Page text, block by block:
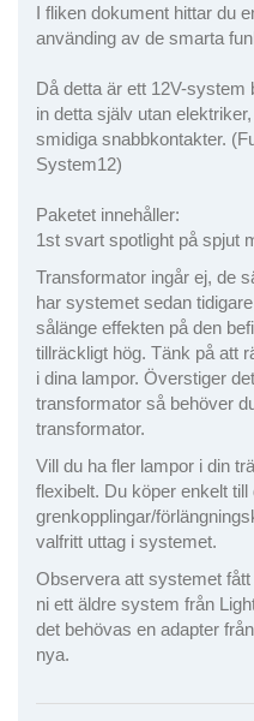
I fliken dokument hittar du
använding av de smarta
Då detta är ett 12V-system
in detta själv utan
smidiga snabbkontakter.
System12)
Paketet innehåller:
1st svart spotlight på spjut
Transformator ingår ej, de
har systemet sedan
sålänge effekten på den
tillräckligt hög. Tänk på att
i dina lampor. Överstiger
transformator så behöver
transformator.
Vill du ha fler lampor i din
flexibelt. Du köper enkelt
grenkopplingar/
valfritt uttag i systemet.
Observera att systemet
ni ett äldre system från
det behövas en adapter
nya.